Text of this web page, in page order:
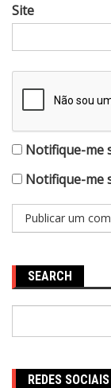
Site
Notifique-me
Notifique-me
SEARCH
REDES SOCIAIS